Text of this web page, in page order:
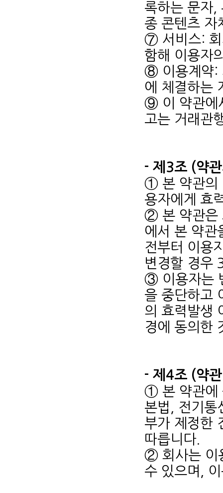
록하는 문자,
종 콘텐츠 자
⑦ 서비스: 회
함해 이용자
⑧ 이용계약:
에 체결하는
⑨ 이 약관에
고는 거래관
- 제3조 (약
① 본 약관의
용자에게 효
② 본 약관은
에서 본 약관
전부터 이용
변경할 경우
③ 이용자는
을 중단하고
의 효력발생
경에 동의한
- 제4조 (약
① 본 약관에
본법, 전기통
부가 제정한
따릅니다.
② 회사는 이
수 있으며,